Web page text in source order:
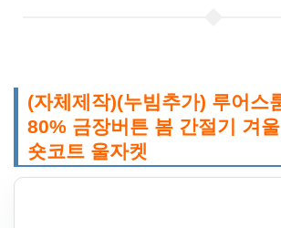
(자체제작)(누빔추가) 루어스
80% 금장버튼 봄 간절기 겨
숏코트 울자켓